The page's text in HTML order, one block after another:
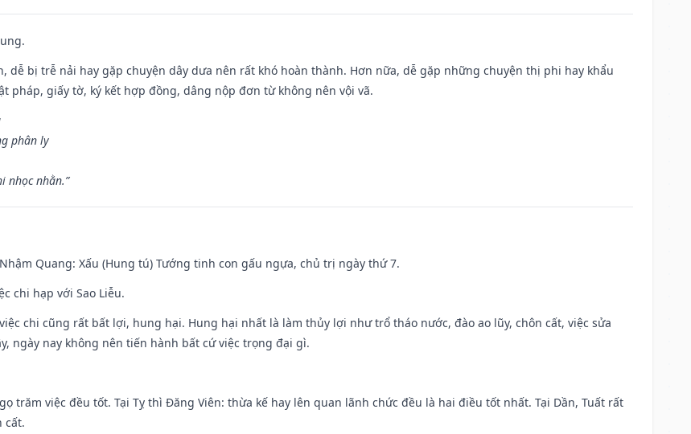
dễ bị trễ nải hay gặp chuyện dây dưa nên rất khó hoàn thành. Hơn nữa, dễ gặp những chuyện thị phi hay khẩu
pháp, giấy tờ, ký kết hợp đồng, dâng nộp đơn từ không nên vội vã.
phân ly
nhọc nhằn.”
Quang: Xấu (Hung tú) Tướng tinh con gấu ngựa, chủ trị ngày thứ 7.
chi hạp với Sao Liễu.
chi cũng rất bất lợi, hung hại. Hung hại nhất là làm thủy lợi như trổ tháo nước, đào ao lũy, chôn cất, việc sửa
ngày nay không nên tiến hành bất cứ việc trọng đại gì.
trăm việc đều tốt. Tại Tỵ thì Đăng Viên: thừa kế hay lên quan lãnh chức đều là hai điều tốt nhất. Tại Dần, Tuất rất
cất.